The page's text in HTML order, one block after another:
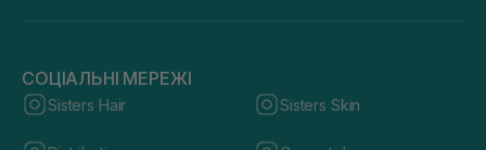
СОЦІАЛЬНІ МЕРЕЖІ
Sisters Hair Sisters Skin